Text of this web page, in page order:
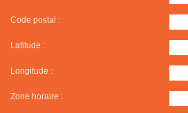
Code postal :
Latitude :
Longitude :
Zone horaire :